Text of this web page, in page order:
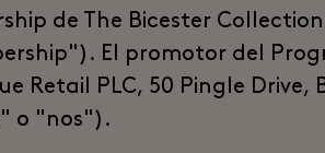
de The Bicester Collection
El promotor del
Retail PLC, 50 Pingle Drive,
o "nos").